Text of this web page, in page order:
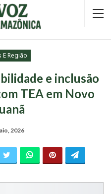
Região
e inclusão
TEA em Novo
2026